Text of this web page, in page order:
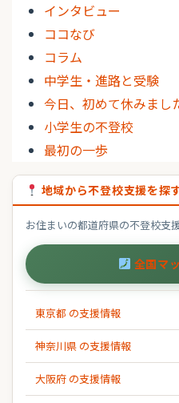
インタビュー
ココなび
コラム
中学生・進路と受験
今日、初めて休みまし
小学生の不登校
最初の一歩
地域から不登校支援を探
お住まいの都道府県の不登校支
全国マ
東京都 の支援情報
神奈川県 の支援情報
大阪府 の支援情報